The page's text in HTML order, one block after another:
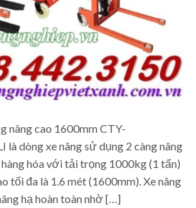
nâng cao 1600mm CTY-
dòng xe nâng sử dụng 2 càng nâng
hóa với tải trọng 1000kg (1 tấn)
tối đa là 1.6 mét (1600mm). Xe nâng
hạ hoàn toàn nhờ […]